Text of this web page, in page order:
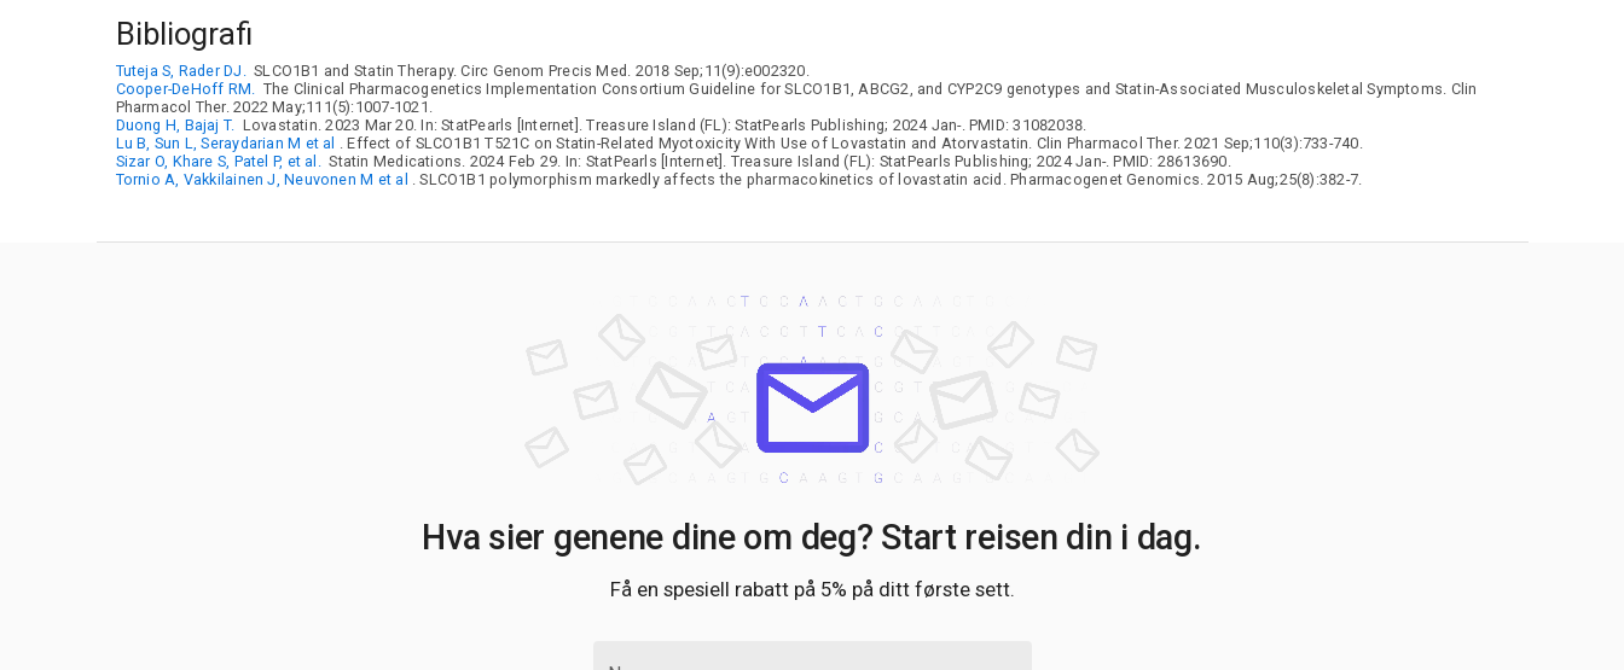
Bibliografi
Tuteja S, Rader DJ. SLCO1B1 and Statin Therapy. Circ Genom Precis Med. 2018 Sep;11(9):e002320.
Cooper-DeHoff RM. The Clinical Pharmacogenetics Implementation Consortium Guideline for SLCO1B1, ABCG2, and CYP2C9 genotypes and Statin-Associated Musculoskeletal Symptoms. Clin
Pharmacol Ther. 2022 May;111(5):1007-1021.
Duong H, Bajaj T. Lovastatin. 2023 Mar 20. In: StatPearls [Internet]. Treasure Island (FL): StatPearls Publishing; 2024 Jan-. PMID: 31082038.
Lu B, Sun L, Seraydarian M et al . Effect of SLCO1B1 T521C on Statin-Related Myotoxicity With Use of Lovastatin and Atorvastatin. Clin Pharmacol Ther. 2021 Sep;110(3):733-740.
Sizar O, Khare S, Patel P, et al. Statin Medications. 2024 Feb 29. In: StatPearls [Internet]. Treasure Island (FL): StatPearls Publishing; 2024 Jan-. PMID: 28613690.
Tornio A, Vakkilainen J, Neuvonen M et al . SLCO1B1 polymorphism markedly affects the pharmacokinetics of lovastatin acid. Pharmacogenet Genomics. 2015 Aug;25(8):382-7.
Hva sier genene dine om deg? Start reisen din i dag.
Få en spesiell rabatt på 5% på ditt første sett.